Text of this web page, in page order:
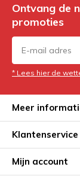
Ontvang de
promoties
* Lees hier de
Meer
Klantenservice
Mijn account